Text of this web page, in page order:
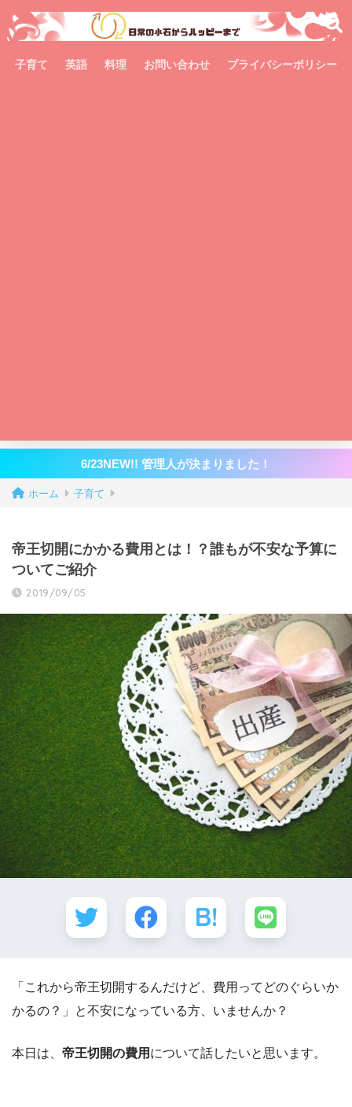
子育て 英語 料理 お問い合わせ プライバシーポリシー
6/23NEW!! 管理人が決まりました！
ホーム 子育て
帝王切開にかかる費用とは！？誰もが不安な予算に
ついてご紹介
2019/09/05
「これから帝王切開するんだけど、費用ってどのぐらいか
かるの？」と不安になっている方、いませんか？
本日は、 帝王切開の費用 について話したいと思います。